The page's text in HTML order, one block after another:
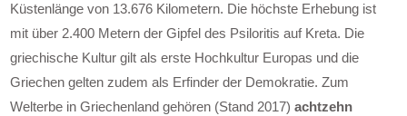
Küstenlänge von 13.676 Kilometern. Die höchste Erhebung ist
mit über 2.400 Metern der Gipfel des Psiloritis auf Kreta. Die
griechische Kultur gilt als erste Hochkultur Europas und die
Griechen gelten zudem als Erfinder der Demokratie. Zum
Welterbe in Griechenland gehören (Stand 2017)achtzehn